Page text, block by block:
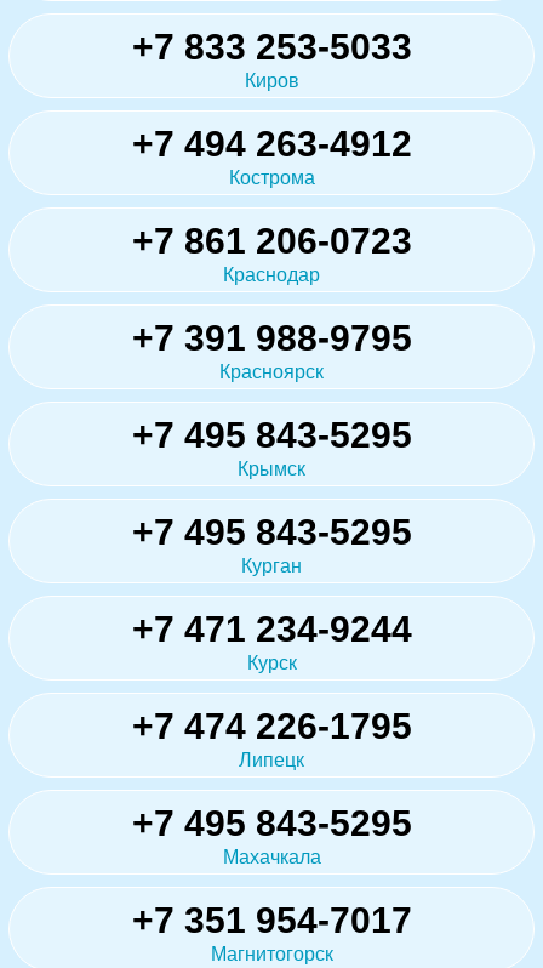
+7 833 253-5033
Киров
+7 494 263-4912
Кострома
+7 861 206-0723
Краснодар
+7 391 988-9795
Красноярск
+7 495 843-5295
Крымск
+7 495 843-5295
Курган
+7 471 234-9244
Курск
+7 474 226-1795
Липецк
+7 495 843-5295
Махачкала
+7 351 954-7017
Магнитогорск